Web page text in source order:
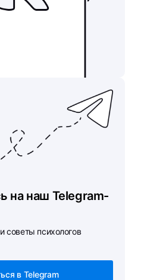
на наш Telegram-
советы психологов
в Telegram